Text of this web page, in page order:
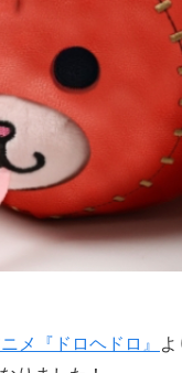
メ『ドロヘドロ』
よ